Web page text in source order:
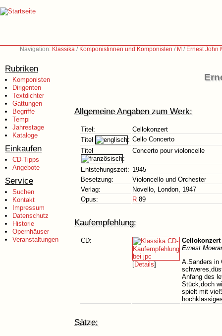
Navigation: Klassika / Komponistinnen und Komponisten / M / Ernest John
Rubriken
Komponisten
Dirigenten
Textdichter
Gattungen
Begriffe
Tempi
Jahrestage
Kataloge
Einkaufen
CD-Tipps
Angebote
Service
Suchen
Kontakt
Impressum
Datenschutz
Historie
Opernhäuser
Veranstaltungen
Allgemeine Angaben zum Werk:
Titel:
Cellokonzert
Titel
: Cello Concerto
Titel
:
Concerto pour violoncelle
Entstehungszeit: 1945
Besetzung:
Violoncello und Orchester
Verlag:
Novello, London, 1947
Opus:
R 89
Kaufempfehlung:
CD:
[Details]
Cellokonzert
Ernest
A.Sanders in
Anfang des
Stück,doch
spielt mit
Sätze: